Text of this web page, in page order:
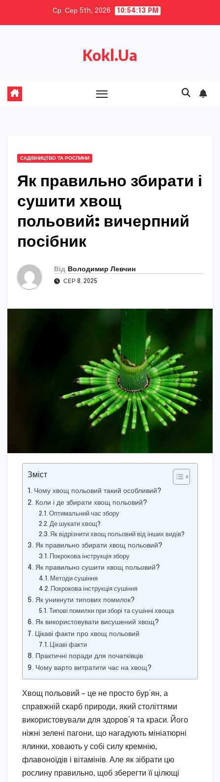
Ср. Сер 5th, 2026 10:54:14 PM
Kokl.Ua
САДІВНИЦТВО ТА РОСЛИНИ
Як правильно збирати і
сушити хвощ
польовий: вичерпний
посібник
Від Володимир Левчин
СЕР 8, 2025
Зміст
Чому хвощ польовий такий особливий?
Коли і де збирати хвощ польовий?
Оптимальний час збору
Де шукати хвощ?
Як відрізнити хвощ польовий від інших видів?
Як правильно збирати хвощ польовий?
Покрокова інструкція збору
Як правильно сушити хвощ польовий?
Методи сушіння
Покрокова інструкція сушіння
Як уникнути типових помилок?
Типові помилки при зборі та сушінні хвоща
Як використовувати висушений хвощ?
Цікаві факти про хвощ польовий
Цікаві факти
Практичні поради для початківців
Чому варто витратити час на хвощ?
Хвощ польовий – це не просто бур’ян, а
справжній скарб природи, який століттями
використовували для здоров’я та краси. Його
ніжні зелені пагони, що нагадують мініатюрні
ялинки, ховають у собі силу кремнію,
флавоноїдів і вітамінів. Але як зібрати цю
рослину правильно, щоб зберегти її цілющі